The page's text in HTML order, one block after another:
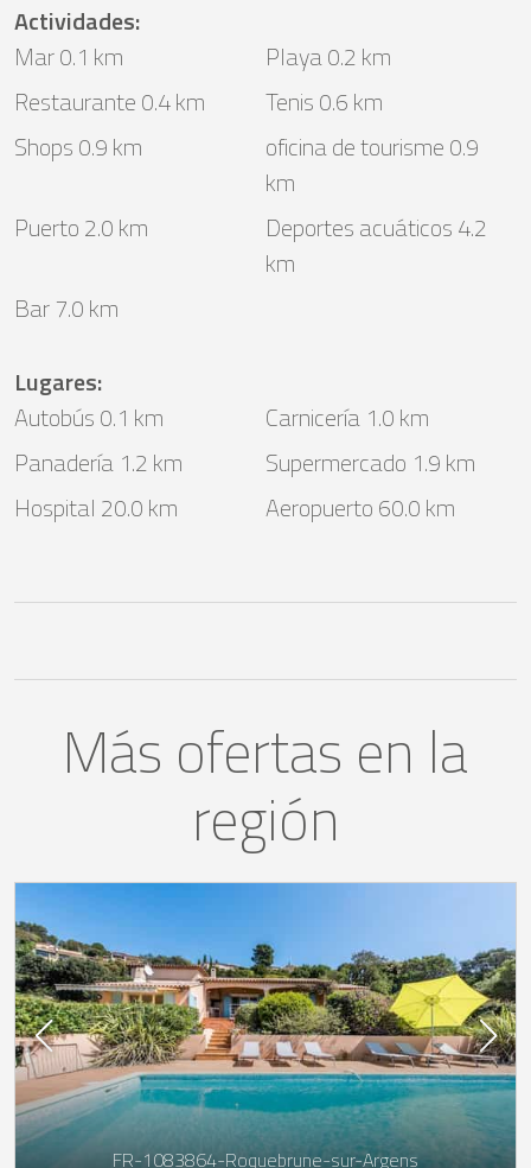
Actividades:
Mar 0.1 km
Playa 0.2 km
Restaurante 0.4 km
Tenis 0.6 km
Shops 0.9 km
oficina de tourisme 0.9
km
Puerto 2.0 km
Deportes acuáticos 4.2
km
Bar 7.0 km
Lugares:
Autobús 0.1 km
Carnicería 1.0 km
Panadería 1.2 km
Supermercado 1.9 km
Hospital 20.0 km
Aeropuerto 60.0 km
Más ofertas en la
región
FR-1083864-Roquebrune-sur-Argens